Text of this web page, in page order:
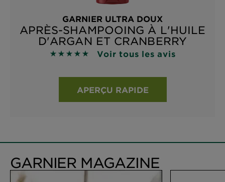
GARNIER ULTRA DOUX
APRÈS-SHAMPOOING À L'HUILE
D'ARGAN ET CRANBERRY
4.8929 sur 5 étoiles basé sur les avis
Voir tous les avis
APERÇU RAPIDE
GARNIER MAGAZINE